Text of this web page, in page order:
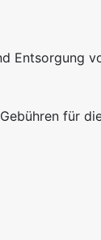
Entsorgung
für